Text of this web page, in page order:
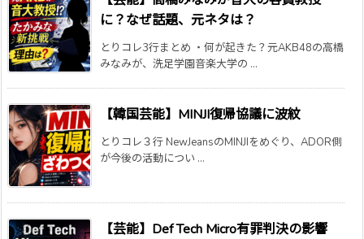
に？なぜ話題、元ネタは？
とりコレ3行まとめ ・何が起きた？元AKB48の高橋
みなみが、洗足学園音楽大学の ...
【韓国芸能】MINJI復帰協議に波紋
とりコレ３行 NewJeansのMINJIをめぐり、ADOR側
が今後の活動につい ...
【芸能】Def Tech Micro有罪判決の影響